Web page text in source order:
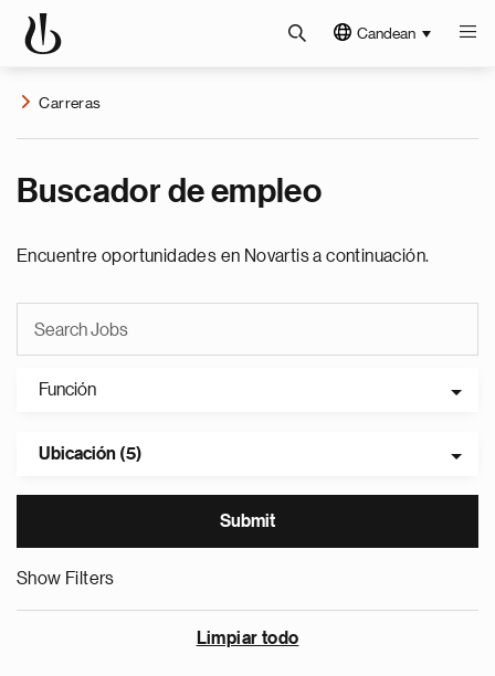
Candean
Carreras
Buscador de empleo
Encuentre oportunidades en Novartis a continuación.
Función
Ubicación (5)
Show Filters
Limpiar todo